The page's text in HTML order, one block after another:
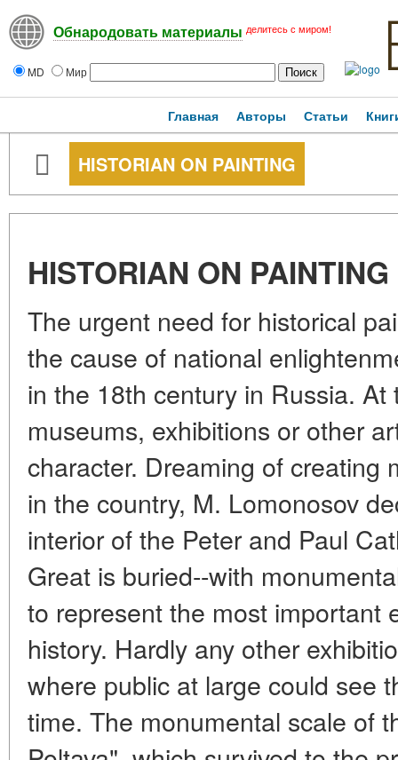
Обнародовать материалы делитесь с миром!
MD Мир
Главная Авторы Статьи
HISTORIAN ON PAINTING
HISTORIAN ON PAINTING
The urgent need for historical
the cause of national
in the 18th century in Russia.
museums, exhibitions or other
character. Dreaming of creating
in the country, M. Lomonosov
interior of the Peter and Paul
Great is buried--with
to represent the most important
history. Hardly any other
where public at large could see
time. The monumental scale of